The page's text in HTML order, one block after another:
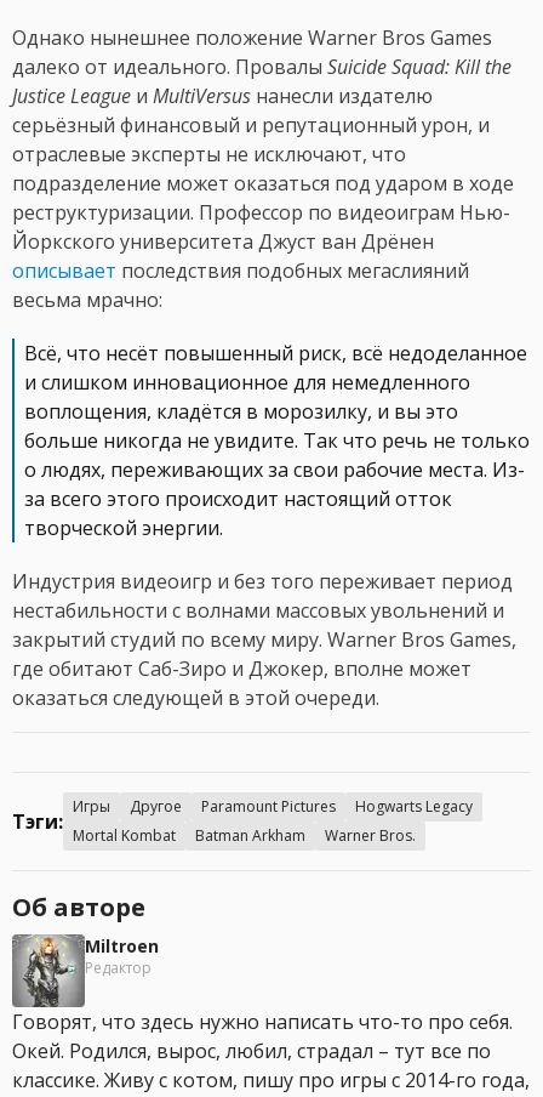
Однако нынешнее положение Warner Bros Games
далеко от идеального. Провалы Suicide Squad: Kill the
Justice League и MultiVersus нанесли издателю
серьёзный финансовый и репутационный урон, и
отраслевые эксперты не исключают, что
подразделение может оказаться под ударом в ходе
реструктуризации. Профессор по видеоиграм Нью-
Йоркского университета Джуст ван Дрёнен
описывает последствия подобных мегаслияний
весьма мрачно:
Всё, что несёт повышенный риск, всё недоделанное
и слишком инновационное для немедленного
воплощения, кладётся в морозилку, и вы это
больше никогда не увидите. Так что речь не только
о людях, переживающих за свои рабочие места. Из-
за всего этого происходит настоящий отток
творческой энергии.
Индустрия видеоигр и без того переживает период
нестабильности с волнами массовых увольнений и
закрытий студий по всему миру. Warner Bros Games,
где обитают Саб-Зиро и Джокер, вполне может
оказаться следующей в этой очереди.
Тэги:
Игры Другое Paramount Pictures
Hogwarts Legacy
Mortal Kombat
Batman Arkham Warner Bros.
Об авторе
Miltroen
Редактор
Говорят, что здесь нужно написать что-то про себя.
Окей. Родился, вырос, любил, страдал – тут все по
классике. Живу с котом, пишу про игры с 2014-го года,